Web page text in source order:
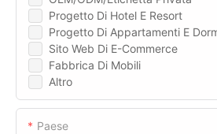
Progetto Di Hotel E Resort
Progetto Di Appartamenti E
Sito Web Di E-Commerce
Fabbrica Di Mobili
Altro
Paese